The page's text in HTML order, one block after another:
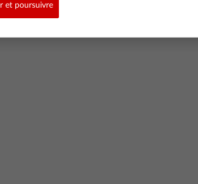
Stratégie de données logicielles
et poursuivre